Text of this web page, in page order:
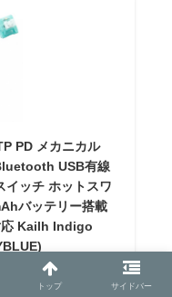
PD メカニカル
USB有線
ッチ ホットスワ
バッテリー搭載
応 Kailh Indigo
調べ）
トップ サイドバー